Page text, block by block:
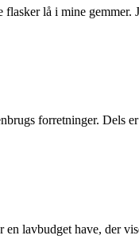
lå i mine
forretninger.
lavbudget have, der